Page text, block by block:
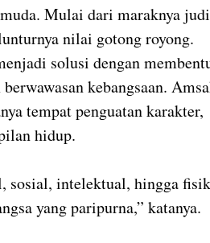
Mulai dari maraknya judi
nilai gotong royong.
solusi dengan
kebangsaan.
tempat penguatan karakter,
hidup.
sosial, intelektual, hingga
yang paripurna,” katanya.